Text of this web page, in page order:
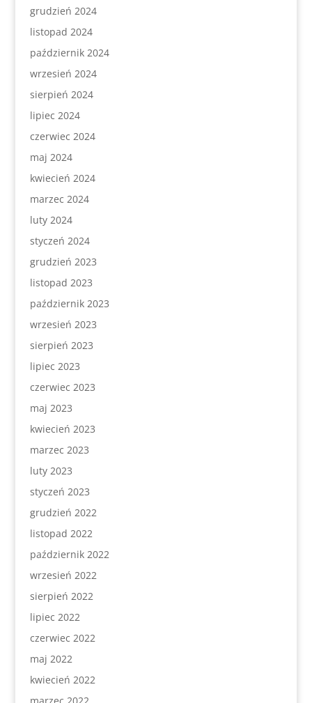
grudzień 2024
listopad 2024
październik 2024
wrzesień 2024
sierpień 2024
lipiec 2024
czerwiec 2024
maj 2024
kwiecień 2024
marzec 2024
luty 2024
styczeń 2024
grudzień 2023
listopad 2023
październik 2023
wrzesień 2023
sierpień 2023
lipiec 2023
czerwiec 2023
maj 2023
kwiecień 2023
marzec 2023
luty 2023
styczeń 2023
grudzień 2022
listopad 2022
październik 2022
wrzesień 2022
sierpień 2022
lipiec 2022
czerwiec 2022
maj 2022
kwiecień 2022